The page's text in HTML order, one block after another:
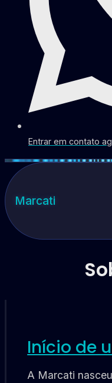
Entrar em contato
Marcati
Início de
A Marcati